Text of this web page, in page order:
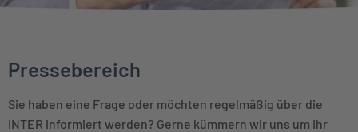
Pressebereich
Sie haben eine Frage oder möchten regelmäßig über die
INTER informiert werden? Gerne kümmern wir uns um Ihr